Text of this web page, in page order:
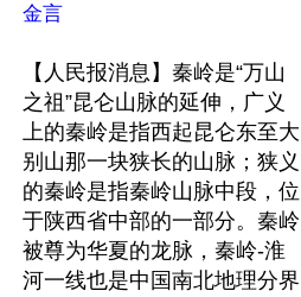
金言
【人民报消息】秦岭是“万山
之祖”昆仑山脉的延伸，广义
上的秦岭是指西起昆仑东至大
别山那一块狭长的山脉；狭义
的秦岭是指秦岭山脉中段，位
于陕西省中部的一部分。秦岭
被尊为华夏的龙脉，秦岭-淮
河一线也是中国南北地理分界